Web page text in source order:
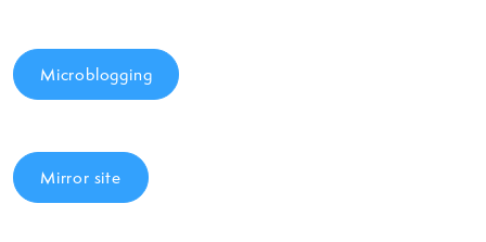
Microblogging
Mirror site